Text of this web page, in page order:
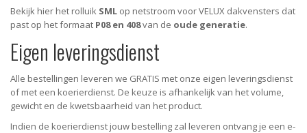
Bekijk hier het rolluik SML op netstroom voor VELUX dakvensters dat
past op het formaat P08 en 408van de oude generatie.
Eigen leveringsdienst
Alle bestellingen leveren we GRATIS met onze eigen leveringsdienst
of met een koerierdienst. De keuze is afhankelijk van het volume,
gewicht en de kwetsbaarheid van het product.
Indien de koerierdienst jouw bestelling zal leveren ontvang je een e-